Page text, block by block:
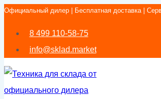
Перейти
Официальный дилер | Бесплатная доставка |
8 499 110-58-75
info@sklad.market